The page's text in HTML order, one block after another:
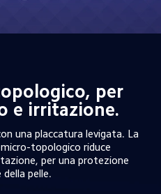
per
e irritazione.
una placcatura levigata. La
topologico riduce
per una protezione
della pelle.